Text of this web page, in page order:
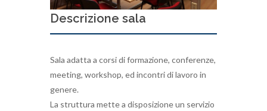
Descrizione sala
Sala adatta a corsi di formazione, conferenze,
meeting, workshop, ed incontri di lavoro in
genere.
La struttura mette a disposizione un servizio